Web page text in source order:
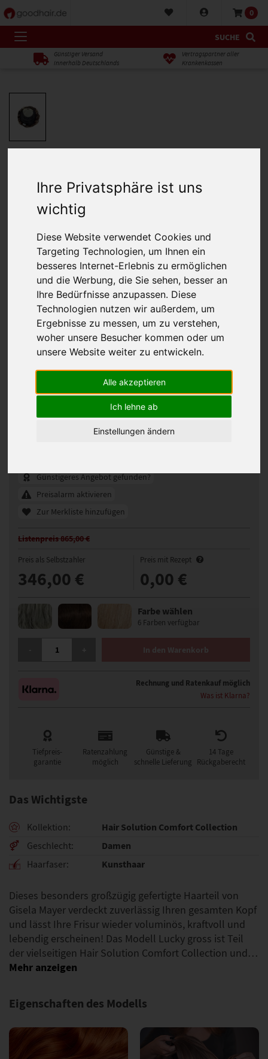
Ihre Privatsphäre ist uns
wichtig
Diese Website verwendet Cookies und
Targeting Technologien, um Ihnen ein
besseres Internet-Erlebnis zu ermöglichen
und die Werbung, die Sie sehen, besser an
Ihre Bedürfnisse anzupassen. Diese
Technologien nutzen wir außerdem, um
Ergebnisse zu messen, um zu verstehen,
woher unsere Besucher kommen oder um
unsere Website weiter zu entwickeln.
Alle akzeptieren
Ich lehne ab
Einstellungen ändern
0
SUCHE
Günstiger Versand
innerhalb Deutschlands
Vertragspartner aller
Krankenkassen
Gisela Mayer Lucky groß Haarteil 24 x
24 cm
Günstigeres Angebot gefunden?
Preisalarm aktivieren
Zur Merkliste hinzufügen
Listenpreis 865,00 €
Preis als Selbstzahler
346,00 €
Preis mit Rezept
0,00 €
Farbe wählen
6 Farben verfügbar
In den Warenkorb
Rechnung und Ratenkauf möglich
Was ist Klarna?
Tiefpreis-
garantie
Ratenzahlung
möglich
Günstige &
schnelle Lieferung
14 Tage
Rückgaberecht
Das Wichtigste
Kollektion Hair Solution Comfort Collection
Geschlecht Damen
Haarfaser Kunsthaar
Dieses besonders großzügig gefertigte Haarteil von
Gisela Mayer verdeckt zuverlässig Ihren gesamten Kopf
und lässt Ihre Frisur wieder voluminös, kraftvoll und
lebendig erscheinen! Das Modell Lucky gross ist Teil
der vielseitigen Hair Solution Comfort Collection und…
Eigenschaften des Modells